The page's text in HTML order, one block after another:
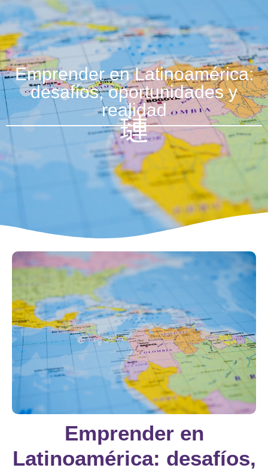
Emprender en Latinoamérica:
desafíos, oportunidades y
realidad
Emprender en
Latinoamérica: desafíos,